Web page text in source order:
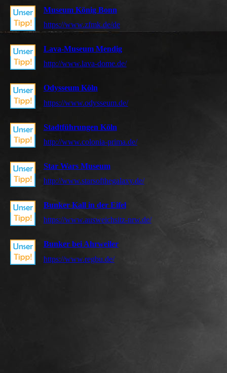
Museum König Bonn
https://www.zfmk.de/de
Lava-Museum Mendig
http://www.lava-dome.de/
Odysseum Köln
https://www.odysseum.de/
Stadtführungen Köln
http://www.colonia-prima.de/
Star Wars Museum
http://www.starsofthegalaxy.de/
Bunker Kall in der Eifel
https://www.ausweichsitz-nrw.de/
Bunker bei Ahrweiler
https://www.regbu.de/